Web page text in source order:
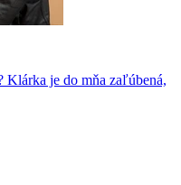
Klárka je do mňa zaľúbená,